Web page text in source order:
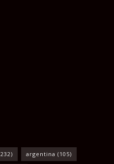
argentina (105)